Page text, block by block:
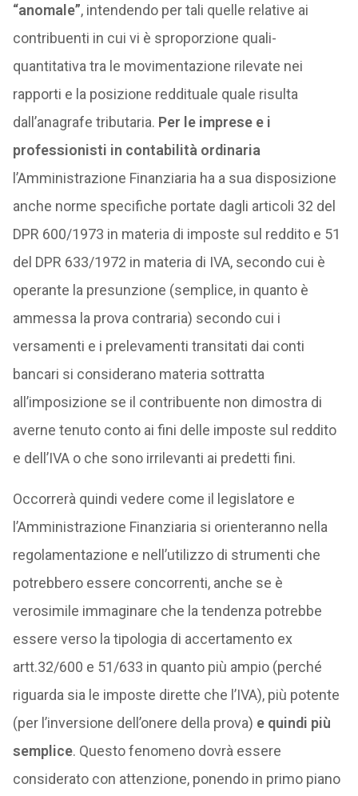
“anomale”, intendendo per tali quelle relative ai
contribuenti in cui vi è sproporzione quali-
quantitativa tra le movimentazione rilevate nei
rapporti e la posizione reddituale quale risulta
dall’anagrafe tributaria. Per le imprese e i
professionisti in contabilità ordinaria
l’Amministrazione Finanziaria ha a sua disposizione
anche norme specifiche portate dagli articoli 32 del
DPR 600/1973 in materia di imposte sul reddito e 51
del DPR 633/1972 in materia di IVA, secondo cui è
operante la presunzione (semplice, in quanto è
ammessa la prova contraria) secondo cui i
versamenti e i prelevamenti transitati dai conti
bancari si considerano materia sottratta
all’imposizione se il contribuente non dimostra di
averne tenuto conto ai fini delle imposte sul reddito
e dell’IVA o che sono irrilevanti ai predetti fini.
Occorrerà quindi vedere come il legislatore e
l’Amministrazione Finanziaria si orienteranno nella
regolamentazione e nell’utilizzo di strumenti che
potrebbero essere concorrenti, anche se è
verosimile immaginare che la tendenza potrebbe
essere verso la tipologia di accertamento ex
artt.32/600 e 51/633 in quanto più ampio (perché
riguarda sia le imposte dirette che l’IVA), più potente
(per l’inversione dell’onere della prova) e quindi più
semplice. Questo fenomeno dovrà essere
considerato con attenzione, ponendo in primo piano